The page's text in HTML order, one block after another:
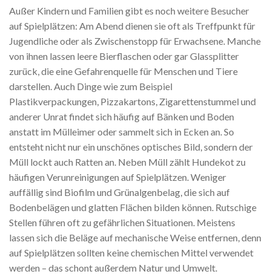
Außer Kindern und Familien gibt es noch weitere Besucher
auf Spielplätzen: Am Abend dienen sie oft als Treffpunkt für
Jugendliche oder als Zwischenstopp für Erwachsene. Manche
von ihnen lassen leere Bierflaschen oder gar Glassplitter
zurück, die eine Gefahrenquelle für Menschen und Tiere
darstellen. Auch Dinge wie zum Beispiel
Plastikverpackungen, Pizzakartons, Zigarettenstummel und
anderer Unrat findet sich häufig auf Bänken und Boden
anstatt im Mülleimer oder sammelt sich in Ecken an. So
entsteht nicht nur ein unschönes optisches Bild, sondern der
Müll lockt auch Ratten an. Neben Müll zählt Hundekot zu
häufigen Verunreinigungen auf Spielplätzen. Weniger
auffällig sind Biofilm und Grünalgenbelag, die sich auf
Bodenbelägen und glatten Flächen bilden können. Rutschige
Stellen führen oft zu gefährlichen Situationen. Meistens
lassen sich die Beläge auf mechanische Weise entfernen, denn
auf Spielplätzen sollten keine chemischen Mittel verwendet
werden – das schont außerdem Natur und Umwelt.